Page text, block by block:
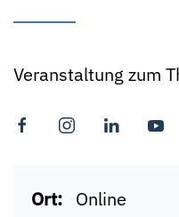
Veranstaltung zum
Ort: Online